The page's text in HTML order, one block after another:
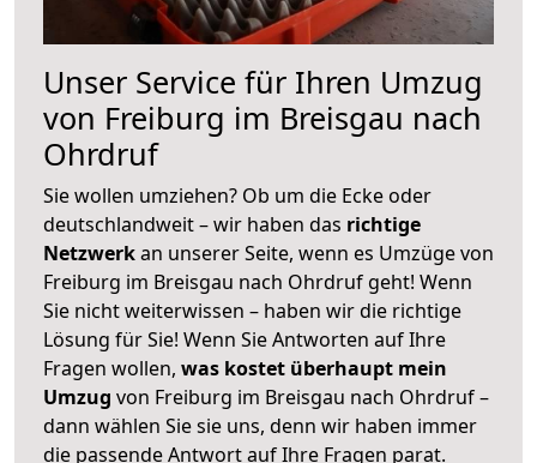
Unser Service für Ihren Umzug
von Freiburg im Breisgau nach
Ohrdruf
Sie wollen umziehen? Ob um die Ecke oder
deutschlandweit – wir haben das richtige
Netzwerkan unserer Seite, wenn es Umzüge von
Freiburg im Breisgau nach Ohrdruf geht! Wenn
Sie nicht weiterwissen – haben wir die richtige
Lösung für Sie! Wenn Sie Antworten auf Ihre
Fragen wollen, was kostet überhaupt mein
Umzug von Freiburg im Breisgau nach Ohrdruf –
dann wählen Sie sie uns, denn wir haben immer
die passende Antwort auf Ihre Fragen parat.